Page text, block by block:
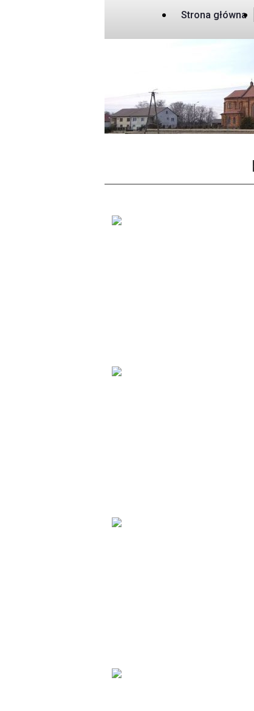
Strona główna